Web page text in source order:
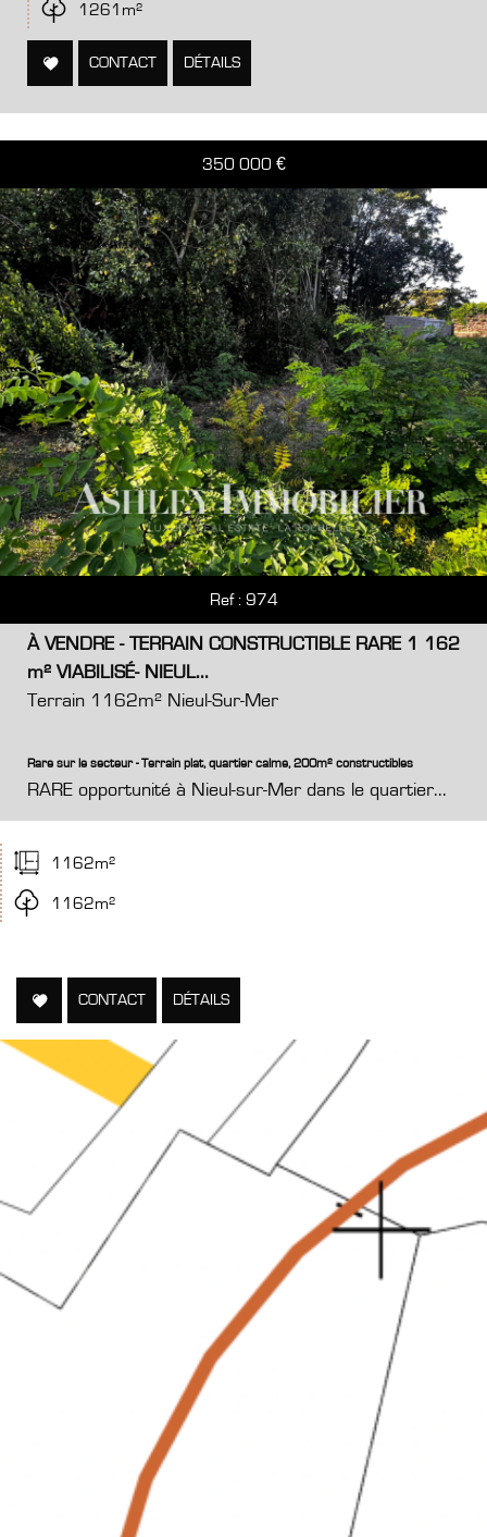
1261m²
CONTACT DÉTAILS
350 000 €
Ref : 974
À VENDRE - TERRAIN CONSTRUCTIBLE RARE 1 162
m² VIABILISÉ- NIEUL...
Terrain 1162m² Nieul-Sur-Mer
Rare sur le secteur - Terrain plat, quartier calme, 200m² constructibles
RARE opportunité à Nieul-sur-Mer dans le quartier...
1162m²
1162m²
CONTACT DÉTAILS